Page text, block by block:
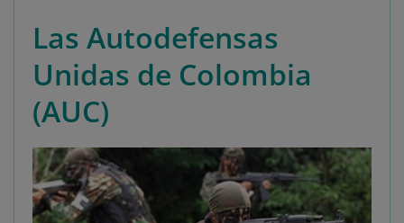
Las Autodefensas
Unidas de Colombia
(AUC)